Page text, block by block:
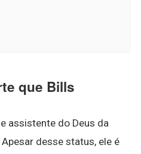
que Bills
assistente do Deus da
desse status, ele é